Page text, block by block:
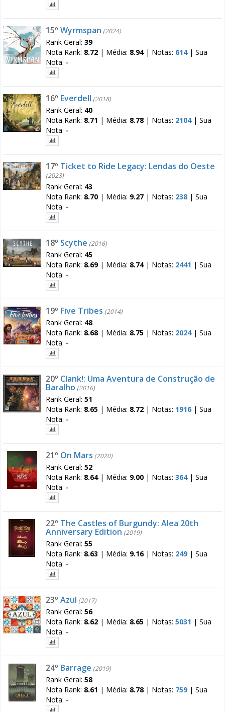
15º Wyrmspan (2024)
Rank Geral: 39
Nota Rank: 8.72 | Média: 8.94| Notas: 614| Sua
Nota: -
16º Everdell (2018)
Rank Geral: 40
Nota Rank: 8.71 | Média: 8.78 | Notas: 2104| Sua
Nota: -
17º Ticket to Ride Legacy: Lendas do Oeste
(2023)
Rank Geral: 43
Nota Rank: 8.70 | Média: 9.27 | Notas: 238 | Sua
Nota: -
18º Scythe (2016)
Rank Geral: 45
Nota Rank: 8.69| Média: 8.74| Notas: 2441 | Sua
Nota: -
19º Five Tribes (2014)
Rank Geral: 48
Nota Rank: 8.68 | Média: 8.75 | Notas: 2024| Sua
Nota: -
20º Clank!: Uma Aventura de Construção de
Baralho (2016)
Rank Geral: 51
Nota Rank: 8.65 | Média: 8.72 | Notas: 1916 | Sua
Nota: -
21º On Mars (2020)
Rank Geral: 52
Nota Rank: 8.64| Média: 9.00 | Notas: 364| Sua
Nota: -
22º The Castles of Burgundy: Alea 20th
Anniversary Edition (2019)
Rank Geral: 55
Nota Rank: 8.63 | Média: 9.16| Notas: 249 | Sua
Nota: -
23º Azul (2017)
Rank Geral: 56
Nota Rank: 8.62 | Média: 8.65 | Notas: 5031 | Sua
Nota: -
24º Barrage (2019)
Rank Geral: 58
Nota Rank: 8.61 | Média: 8.78 | Notas: 759 | Sua
Nota: -